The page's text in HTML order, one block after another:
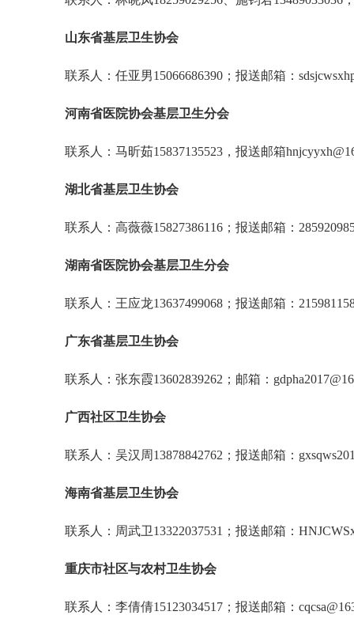
山东省基层卫生协会
联系人：任亚男15066686390；报送邮箱：
河南省医院协会基层卫生分会
联系人：马昕茹15837135523，报送邮箱
湖北省基层卫生协会
联系人：高薇薇15827386116；报送邮箱：
湖南省医院协会基层卫生分会
联系人：王应龙13637499068；报送邮箱：
广东省基层卫生协会
联系人：张东霞13602839262；邮箱：
广西社区卫生协会
联系人：吴汉周13878842762；报送邮箱：
海南省基层卫生协会
联系人：周武卫13322037531；报送邮箱：
重庆市社区与农村卫生协会
联系人：李倩倩15123034517；报送邮箱：